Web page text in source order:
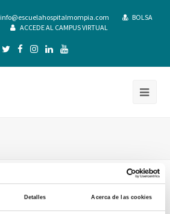
Detalles Acerca de las cookies
info@escuelahospitalmompia.com
BOLSA
ACCEDE AL CAMPUS VIRTUAL